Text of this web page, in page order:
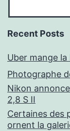
Recent Posts
Uber mange
Photographe
Nikon
2,8 S II
Certaines des
ornent la